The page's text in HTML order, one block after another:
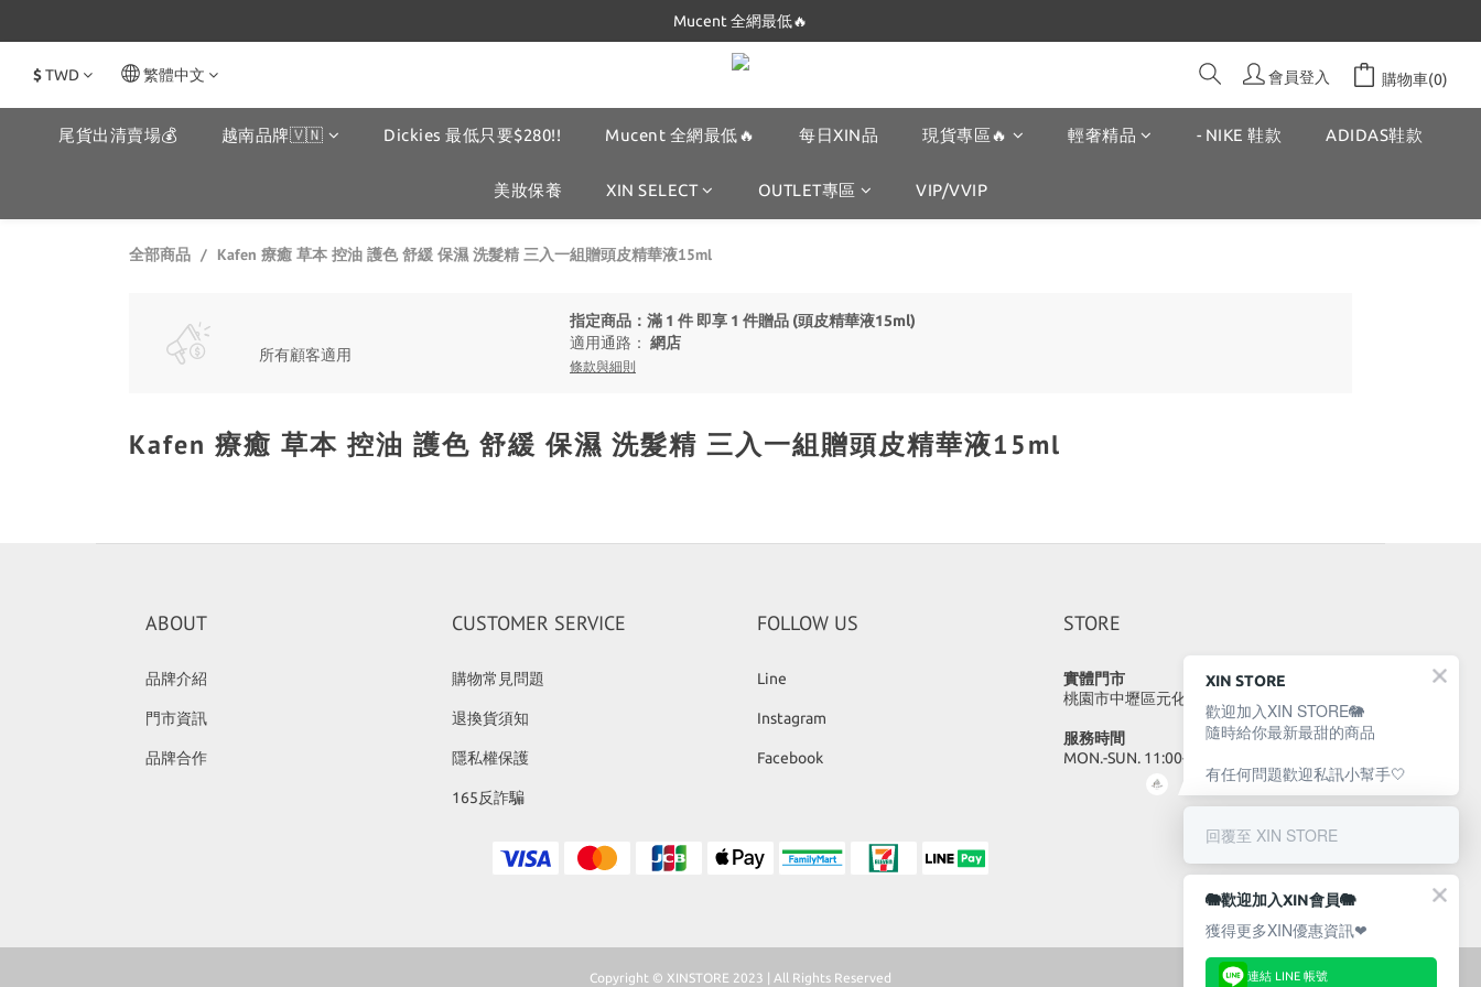
Dickies 最低$280起🔥
Mucent 全網最低🔥
Dickies 最低$280起🔥
$TWD 繁體中文 會員登入 購物車(0)
尾貨出清賣場💰 越南品牌🇻🇳 Dickies 最低只要$280!! Mucent 全網最低🔥 每日XIN品 現貨專區🔥 輕奢精品 - NIKE 鞋款 ADIDAS鞋款
美妝保養 XIN SELECT OUTLET專區 VIP/VVIP
全部商品 Kafen 療癒 草本 控油 護色 舒緩 保濕 洗髮精 三入一組贈頭皮精華液15ml
所有顧客適用
指定商品：滿 1 件 即享 1 件贈品 (頭皮精華液15ml)
適用通路： 網店
條款與細則
Kafen 療癒 草本 控油 護色 舒緩 保濕 洗髮精 三入一組贈頭皮精華液15ml
ABOUT
品牌介紹
門市資訊
品牌合作
CUSTOMER SERVICE
購物常見問題
退換貨須知
隱私權保護
165反詐騙
FOLLOW US
Line
Instagram
Facebook
STORE
實體門市
桃園市中壢區元化路23號
服務時間
MON.-SUN. 11:00-22:00
Copyright © XINSTORE 2023 | All Rights Reserved
XIN STORE
歡迎加入XIN STORE🐘
隨時給你最新最甜的商品
有任何問題歡迎私訊小幫手🤍
回覆至 XIN STORE
🐘歡迎加入XIN會員🐘
獲得更多XIN優惠資訊❤
連結 LINE 帳號